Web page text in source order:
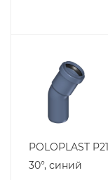
POLOPLAST
30°, синий